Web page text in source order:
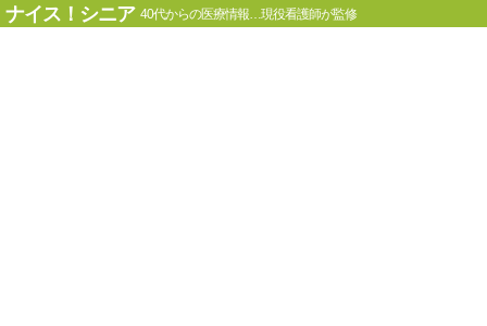
ナイス！シニア 40代からの医療情報…現役看護師が監修